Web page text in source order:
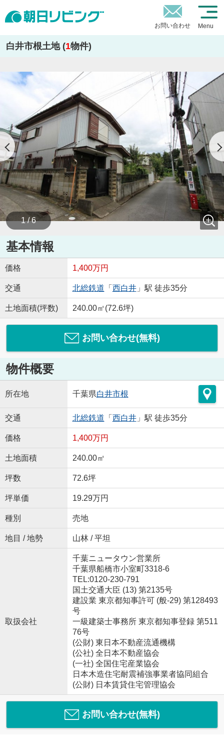
お問い合わせ Menu
白井市根土地 (1物件)
1 / 6
基本情報
価格 1,400万円
交通 北総鉄道 「 西白井」駅 徒歩35分
土地面積(坪数) 240.00㎡(72.6坪)
お問い合わせ(無料)
物件概要
所在地 千葉県白井市根
交通 北総鉄道 「 西白井」駅 徒歩35分
価格 1,400万円
土地面積 240.00㎡
坪数 72.6坪
坪単価 19.29万円
種別 売地
地目 / 地勢 山林 / 平坦
取扱会社
千葉ニュータウン営業所
千葉県船橋市小室町3318-6
TEL:0120-230-791
国土交通大臣 (13) 第2135号
建設業 東京都知事許可 (般-29) 第128493
号
一級建築士事務所 東京都知事登録 第511
76号
(公財) 東日本不動産流通機構
(公社) 全日本不動産協会
(一社) 全国住宅産業協会
日本木造住宅耐震補強事業者協同組合
(公財) 日本賃貸住宅管理協会
お問い合わせ(無料)